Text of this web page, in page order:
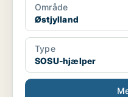
Område
Østjylland
Type
SOSU-hjælper